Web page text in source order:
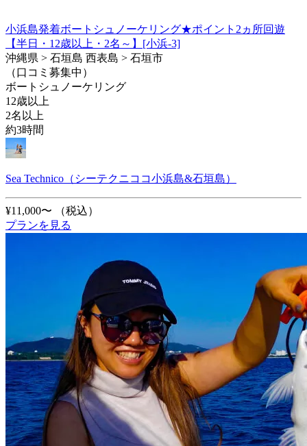
小浜島発着ボートシュノーケリング★ポイント2ヵ所回遊
【半日・12歳以上・2名～】[小浜-3]
沖縄県 > 石垣島 西表島 > 石垣市
（口コミ募集中）
ボートシュノーケリング
12歳以上
2名以上
約3時間
Sea Technico（シーテクニココ小浜島&石垣島）
¥11,000〜
（税込）
プランを見る